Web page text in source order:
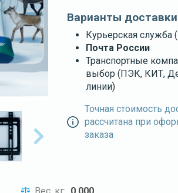
Варианты доставки
Курьерская служба (
Почта России
Транспортные
выбор (ПЭК, КИТ,
линии)
Точная стоимость
рассчитана при
заказа